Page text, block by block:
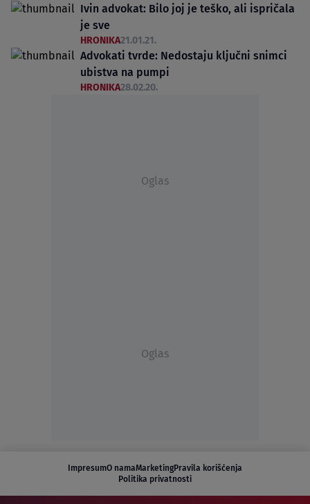
Ivin advokat: Bilo joj je teško, ali ispričala
je sve
HRONIKA21.01.21.
Advokati tvrde: Nedostaju ključni snimci
ubistva na pumpi
HRONIKA28.02.20.
Oglas
Oglas
ImpresumO namaMarketingPravila korišćenja
Politika privatnosti